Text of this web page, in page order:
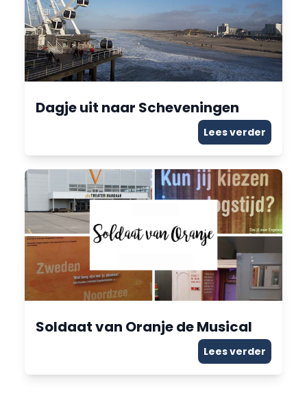
Dagje uit naar Scheveningen
Lees verder
Soldaat van Oranje de Musical
Lees verder